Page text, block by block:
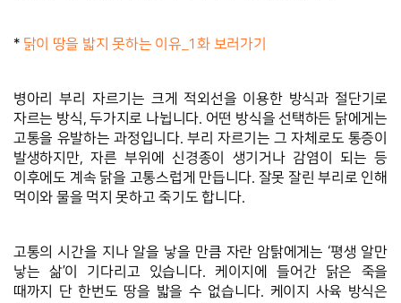
* 닭이 땅을 밟지 못하는 이유_1화 보러가기
병아리 부리 자르기는 크게 적외선을 이용한 방식과 절단기로
자르는 방식, 두가지로 나뉩니다. 어떤 방식을 선택하든 닭에게는
고통을 유발하는 과정입니다. 부리 자르기는 그 자체로도 통증이
발생하지만, 자른 부위에 신경종이 생기거나 감염이 되는 등
이후에도 계속 닭을 고통스럽게 만듭니다. 잘못 잘린 부리로 인해
먹이와 물을 먹지 못하고 죽기도 합니다.
고통의 시간을 지나 알을 낳을 만큼 자란 암탉에게는 ‘평생 알만
낳는 삶’이 기다리고 있습니다. 케이지에 들어간 닭은 죽을
때까지 단 한번도 땅을 밟을 수 없습니다. 케이지 사육 방식은